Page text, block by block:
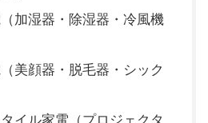
加湿器・除湿器・冷風機
美顔器・脱毛器・シック
イル家電（プロジェクタ